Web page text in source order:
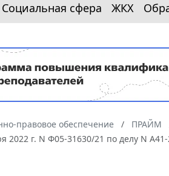
Социальная сфера ЖКХ
правовое обеспечение ПРАЙМ
2022 г. N Ф05-31630/21 по делу N